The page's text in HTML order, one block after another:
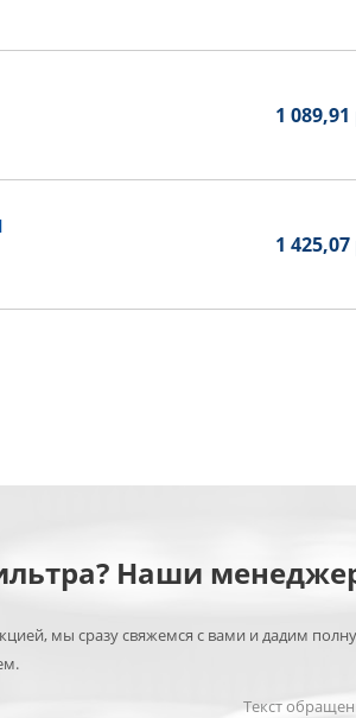
1 089,91
1 425,07
Наши
мы сразу свяжемся с вами и дадим
Текст